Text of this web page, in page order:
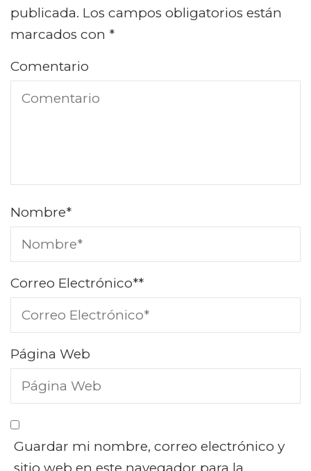
publicada. Los campos obligatorios están
marcados con *
Comentario
Nombre*
Correo Electrónico**
Página Web
Guardar mi nombre, correo electrónico y
sitio web en este navegador para la